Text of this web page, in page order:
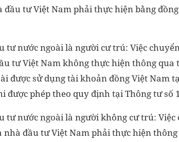
đầu tư Việt Nam phải thực hiện bằng
tư nước ngoài là người cư trú: Việc
tư Việt Nam không thực hiện thông
được sử dụng tài khoản đồng Việt Nam
được phép theo quy định tại Thông tư số
tư nước ngoài là người không cư trú:
nhà đầu tư Việt Nam phải thực hiện